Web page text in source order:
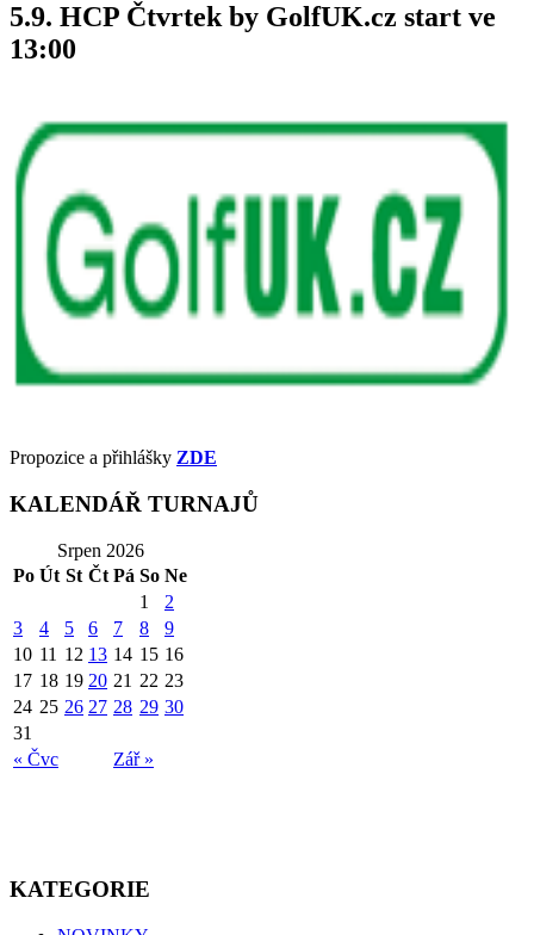
5.9. HCP Čtvrtek by GolfUK.cz start ve
13:00
Propozice a přihlášky ZDE
KALENDÁŘ TURNAJŮ
Srpen 2026
Po Út St Čt Pá So Ne
« Čvc Zář »
1
2
3
4 5 6 7 8
9
10 11 12 13 14 15 16
17 18 19 20 21 22 23
24 25 26 27 28 29 30
31
KATEGORIE